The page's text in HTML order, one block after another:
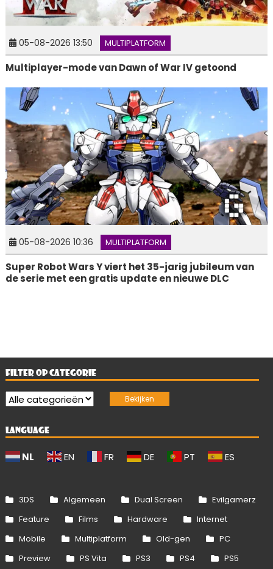
05-08-2026 13:50 MULTIPLATFORM
Multiplayer-mode van Dawn of War IV getoond
05-08-2026 10:36 MULTIPLATFORM
Super Robot Wars Y viert het 35-jarig jubileum van
de serie met een gratis update en nieuwe DLC
FILTER OP CATEGORIE
LANGUAGE
NL EN FR DE PT ES
3DS Algemeen Dual Screen
Evilgamerz
Feature
Films Hardware
Internet
Mobile
Multiplatform Old-gen
PC
Preview
PS Vita PS3 PS4 PS5